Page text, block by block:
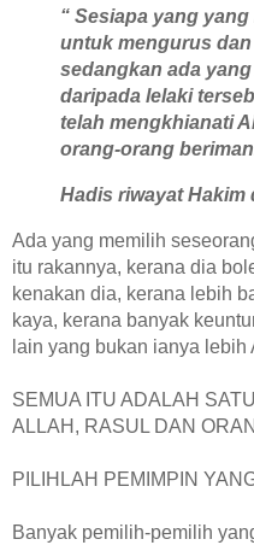
“ Sesiapa yang
untuk mengurus
sedangkan ada
daripada lelaki
telah mengkhianati
orang-orang
Hadis riwayat Hakim
Ada yang memilih
itu rakannya, kerana dia
kenakan dia, kerana lebih
kaya, kerana banyak
lain yang bukan ianya
SEMUA ITU ADALAH
ALLAH, RASUL DAN
PILIHLAH PEMIMPIN
Banyak pemilih-pemilih